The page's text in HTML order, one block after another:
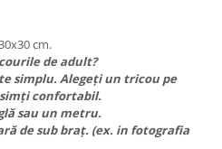
cm.
de adult?
simplu. Alegeți un tricou pe
confortabil.
sau un metru.
de sub braț. (ex. in fotografia